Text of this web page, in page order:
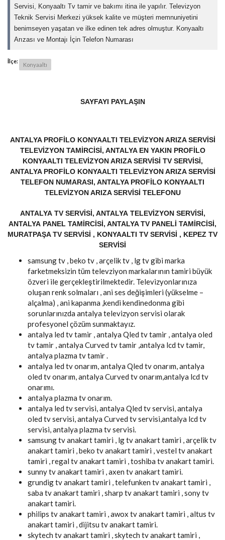
Servisi, Konyaaltı Tv tamir ve bakımı itina ile yapılır. Televizyon
Teknik Servisi Merkezi yüksek kalite ve müşteri memnuniyetini
benimseyen yaşatan ve ilke edinen tek adres olmuştur. Konyaaltı
Arızası ve Montajı İçin Telefon Numarası
İlçe:
Konyaaltı
SAYFAYI PAYLAŞIN
ANTALYA PROFILO KONYAALTI TELEVIZYON ARIZA SERVISI
TELEVIZYON TAMIRCISI, ANTALYA EN YAKIN PROFILO
KONYAALTI TELEVIZYON ARIZA SERVISI TV SERVISI,
ANTALYA PROFILO KONYAALTI TELEVIZYON ARIZA SERVISI
TELEFON NUMARASI, ANTALYA PROFILO KONYAALTI
TELEVIZYON ARIZA SERVISI TELEFONU
ANTALYA TV SERVISI, ANTALYA TELEVIZYON SERVISI,
ANTALYA PANEL TAMIRCISI, ANTALYA TV PANELI TAMIRCISI,
MURATPAŞA TV SERVISI , KONYAALTI TV SERVISI , KEPEZ TV
SERVISI
samsung tv , beko tv , arçelik tv , lg tv gibi marka
farketmeksizin tüm televziyon markalarının tamiri büyük
özveri ile gerçekleştirilmektedir. Televizyonlarınıza
oluşan renk solmaları , ani ses değişimleri (yükselme –
alçalma) , ani kapanma ,kendi kendinedonma gibi
sorunlarınızda antalya televizyon servisi olarak
profesyonel çözüm sunmaktayız.
antalya led tv tamir , antalya Qled tv tamir , antalya oled
tv tamir , antalya Curved tv tamir ,antalya lcd tv tamir,
antalya plazma tv tamir .
antalya led tv onarım, antalya Qled tv onarım, antalya
oled tv onarım, antalya Curved tv onarım,antalya lcd tv
onarımı.
antalya plazma tv onarım.
antalya led tv servisi, antalya Qled tv servisi, antalya
oled tv servisi, antalya Curved tv servisi,antalya lcd tv
servisi, antalya plazma tv servisi.
samsung tv anakart tamiri , lg tv anakart tamiri , arçelik tv
anakart tamiri , beko tv anakart tamiri , vestel tv anakart
tamiri , regal tv anakart tamiri , toshiba tv anakart tamiri.
sunny tv anakart tamiri , axen tv anakart tamiri.
grundig tv anakart tamiri , telefunken tv anakart tamiri ,
saba tv anakart tamiri , sharp tv anakart tamiri , sony tv
anakart tamiri.
philips tv anakart tamiri , awox tv anakart tamiri , altus tv
anakart tamiri , dijitsu tv anakart tamiri.
skytech tv anakart tamiri , skytech tv anakart tamiri ,